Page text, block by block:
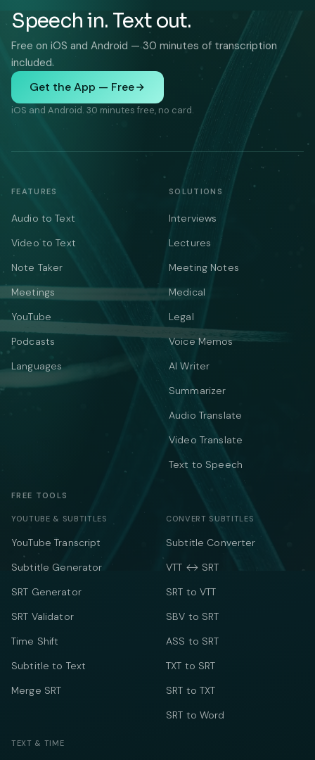
Speech in. Text out.
Free on iOS and Android — 30 minutes of transcription
included.
Get the App — Free
iOS and Android. 30 minutes free, no card.
FEATURES
Audio to Text
Video to Text
Note Taker
Meetings
YouTube
Podcasts
Languages
SOLUTIONS
Interviews
Lectures
Meeting Notes
Medical
Legal
Voice Memos
AI Writer
Summarizer
Audio Translate
Video Translate
Text to Speech
FREE TOOLS
YOUTUBE & SUBTITLES
YouTube Transcript
Subtitle Generator
SRT Generator
SRT Validator
Time Shift
Subtitle to Text
Merge SRT
CONVERT SUBTITLES
Subtitle Converter
VTT ↔ SRT
SRT to VTT
SBV to SRT
ASS to SRT
TXT to SRT
SRT to TXT
SRT to Word
TEXT & TIME